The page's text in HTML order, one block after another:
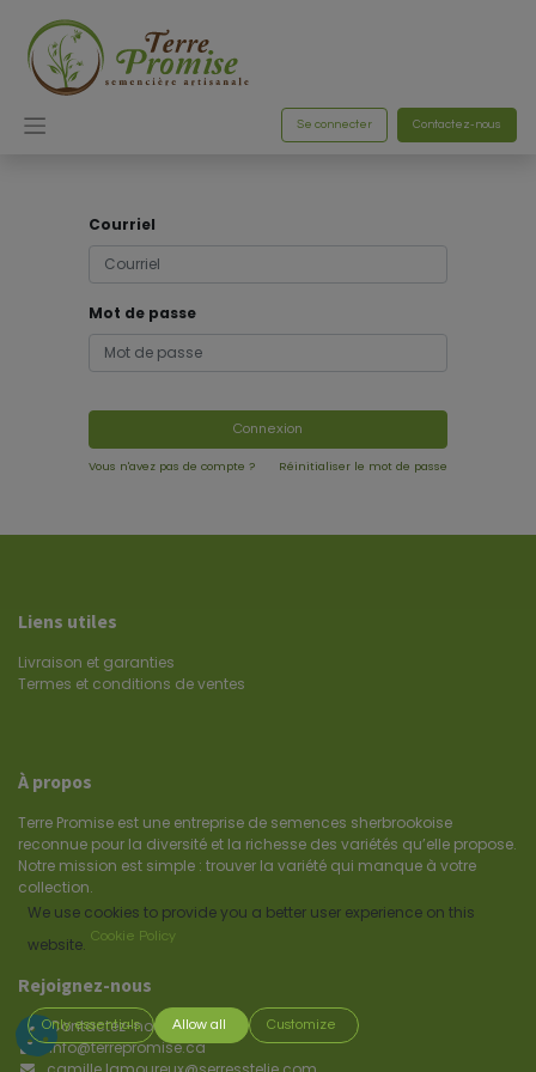
Se connecter Contactez-nous
Courriel
Mot de passe
Connexion
Vous n'avez pas de compte ? Réinitialiser le mot de passe
Liens utiles
Livraison et garanties
Termes et conditions de ventes
À propos
Terre Promise est une entreprise de semences sherbrookoise
reconnue pour la diversité et la richesse des variétés qu’elle propose.
Notre mission est simple : trouver la variété qui manque à votre
collection.
Rejoignez-nous
Contactez-nous
info@terrepromise.ca
We use cookies to provide you a better user experience on this
website. Cookie Policy
Only essentials Allow all Customize